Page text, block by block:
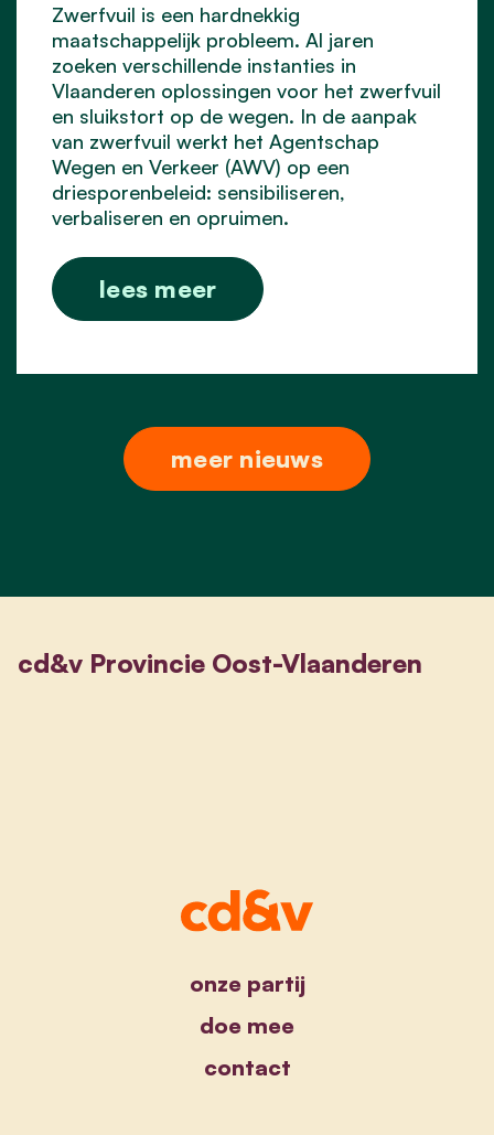
Zwerfvuil is een hardnekkig
maatschappelijk probleem. Al jaren
zoeken verschillende instanties in
Vlaanderen oplossingen voor het zwerfvuil
en sluikstort op de wegen. In de aanpak
van zwerfvuil werkt het Agentschap
Wegen en Verkeer (AWV) op een
driesporenbeleid: sensibiliseren,
verbaliseren en opruimen.
lees meer
meer nieuws
cd&v Provincie Oost-Vlaanderen
onze partij
doe mee
contact